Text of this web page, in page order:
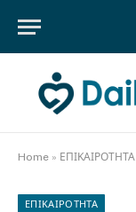
Home » ΕΠΙΚΑΙΡΟΤΗΤΑ
ΕΠΙΚΑΙΡΟΤΗΤΑ